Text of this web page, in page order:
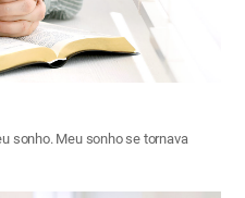
sonho. Meu sonho se tornava